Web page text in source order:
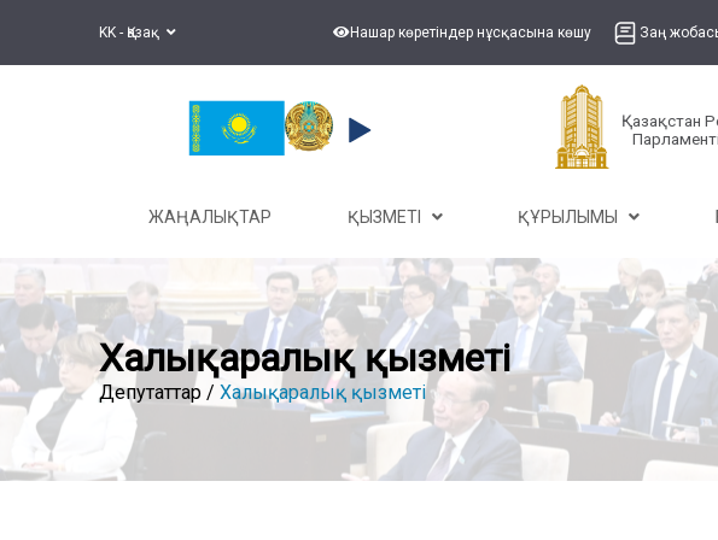
KK - Қазақ Нашар көретіндер нұсқасына көшу Заң
Қазақстан
ЖАҢАЛЫҚТАР ҚЫЗМЕТІ ҚҰРЫЛЫМЫ
Халықаралық қызметі
Депутаттар / Халықаралық қызметі